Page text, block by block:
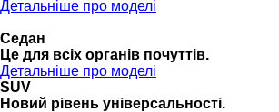
Детальніше про моделі
Седан
Це для всіх органів почуттів.
Детальніше про моделі
SUV
Новий рівень універсальності.